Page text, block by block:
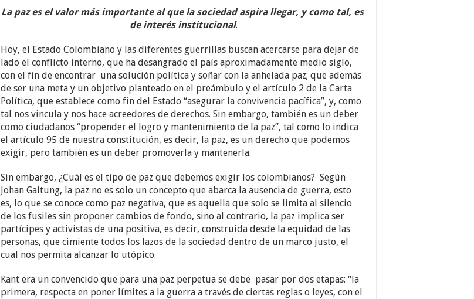
La paz es el valor más importante al que la sociedad aspira llegar, y como tal, es
de interés institucional.
Hoy, el Estado Colombiano y las diferentes guerrillas buscan acercarse para dejar de
lado el conflicto interno, que ha desangrado el país aproximadamente medio siglo,
con el fin de encontrar una solución política y soñar con la anhelada paz; que además
de ser una meta y un objetivo planteado en el preámbulo y el artículo 2 de la Carta
Política, que establece como fin del Estado “asegurar la convivencia pacífica”, y, como
tal nos vincula y nos hace acreedores de derechos. Sin embargo, también es un deber
como ciudadanos “propender el logro y mantenimiento de la paz”, tal como lo indica
el artículo 95 de nuestra constitución, es decir, la paz, es un derecho que podemos
exigir, pero también es un deber promoverla y mantenerla.
Sin embargo, ¿Cuál es el tipo de paz que debemos exigir los colombianos? Según
Johan Galtung, la paz no es solo un concepto que abarca la ausencia de guerra, esto
es, lo que se conoce como paz negativa, que es aquella que solo se limita al silencio
de los fusiles sin proponer cambios de fondo, sino al contrario, la paz implica ser
partícipes y activistas de una positiva, es decir, construida desde la equidad de las
personas, que cimiente todos los lazos de la sociedad dentro de un marco justo, el
cual nos permita alcanzar lo utópico.
Kant era un convencido que para una paz perpetua se debe pasar por dos etapas: “la
primera, respecta en poner límites a la guerra a través de ciertas reglas o leyes, con el